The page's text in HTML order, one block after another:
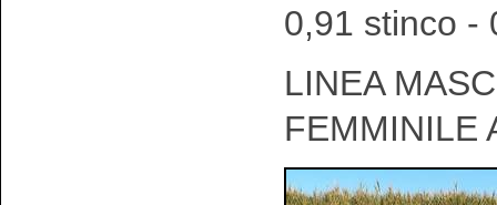
0,91 stinco -
LINEA
FEMMINILE